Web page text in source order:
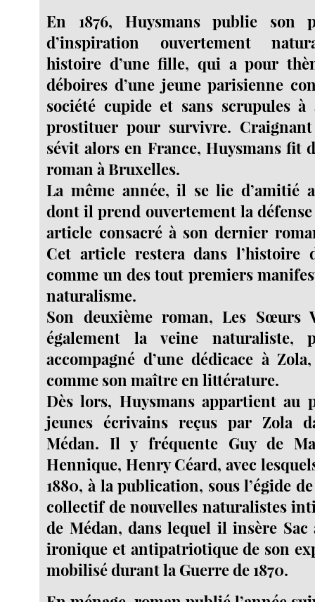
En 1876, Huysmans publie son
d’inspiration ouvertement
histoire d’une fille, qui a pour
déboires d’une jeune parisienne
société cupide et sans scrupules à
prostituer pour survivre.
sévit alors en France, Huysmans fit
roman à Bruxelles.
La même année, il se lie d’amitié
dont il prend ouvertement la
article consacré à son dernier
Cet article restera dans l’histoire
comme un des tout premiers
naturalisme.
Son deuxième roman, Les Sœurs
également la veine naturaliste,
accompagné d’une dédicace à
comme son maître en littérature.
Dès lors, Huysmans appartient au
jeunes écrivains reçus par Zola
Médan. Il y fréquente Guy de
Hennique, Henry Céard, avec
1880, à la publication, sous l’égide
collectif de nouvelles naturalistes
de Médan, dans lequel il insère
ironique et antipatriotique de son
mobilisé durant la Guerre de 1870.